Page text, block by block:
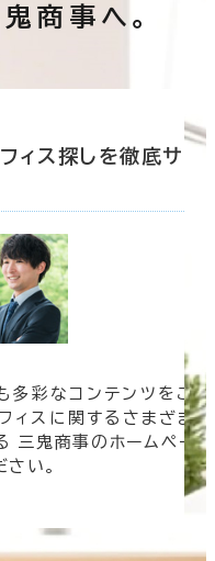
商事へ。
ィス探しを徹底サ
多彩なコンテンツをご
ィスに関するさまざま
三鬼商事のホームペー
い。